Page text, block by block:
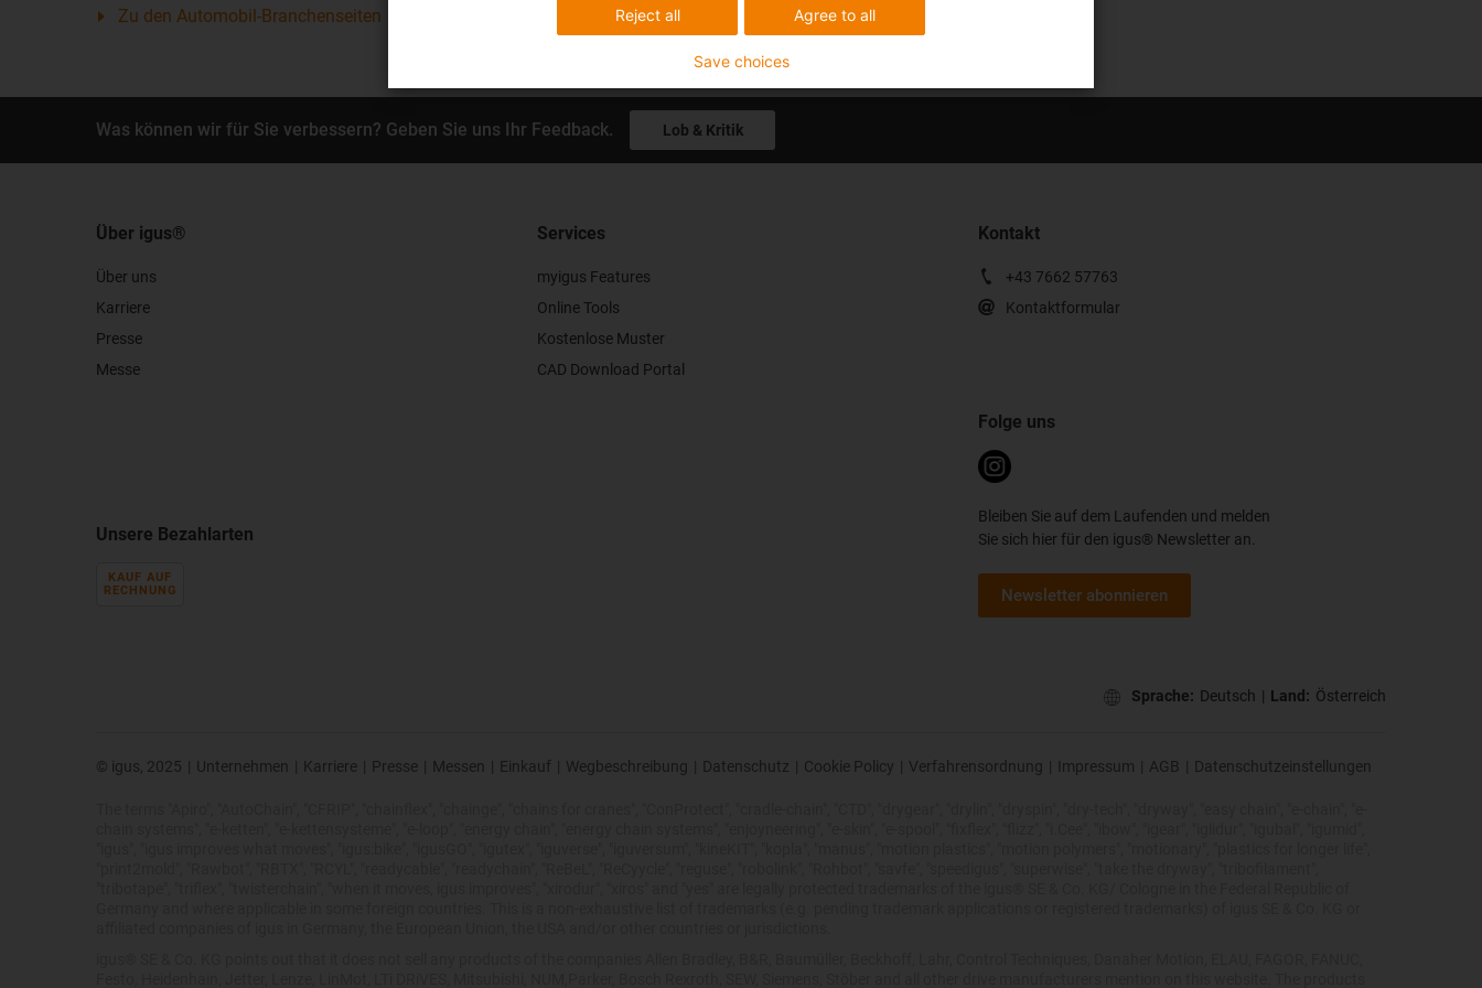
Zu den Automobil-Branchenseiten
Was können wir für Sie verbessern? Geben Sie uns Ihr Feedback. Lob & Kritik
Über igus®
Über uns
Karriere
Presse
Messe
Services
myigus Features
Online Tools
Kostenlose Muster
CAD Download Portal
Kontakt
+43 7662 57763
Kontaktformular
Unsere Bezahlarten
KAUF AUF
RECHNUNG
Folge uns
Bleiben Sie auf dem Laufenden und melden
Sie sich hier für den igus® Newsletter an.
Newsletter abonnieren
Sprache: Deutsch | Land: Österreich
© igus, 2025 | Unternehmen | Karriere | Presse | Messen | Einkauf | Wegbeschreibung | Datenschutz | Cookie Policy | Verfahrensordnung | Impressum | AGB | Datenschutzeinstellungen
Agree to all
Reject all
Save choices